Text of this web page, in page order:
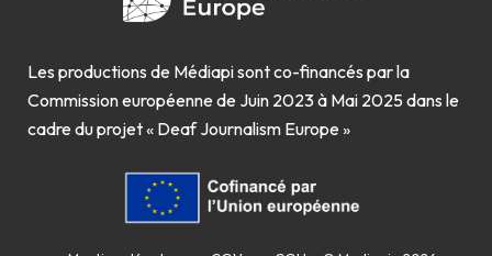
Les productions de Médiapi sont co-financés par la
Commission européenne de Juin 2023 à Mai 2025 dans le
cadre du projet « Deaf Journalism Europe »